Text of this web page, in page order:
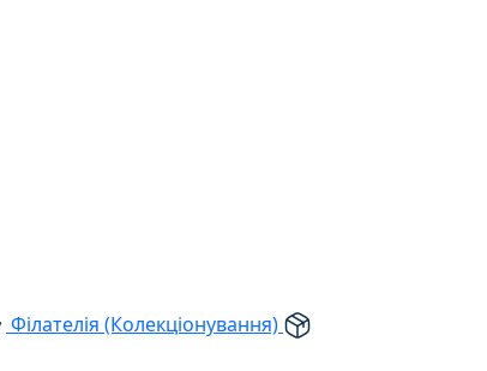
Філателія (Колекціонування)